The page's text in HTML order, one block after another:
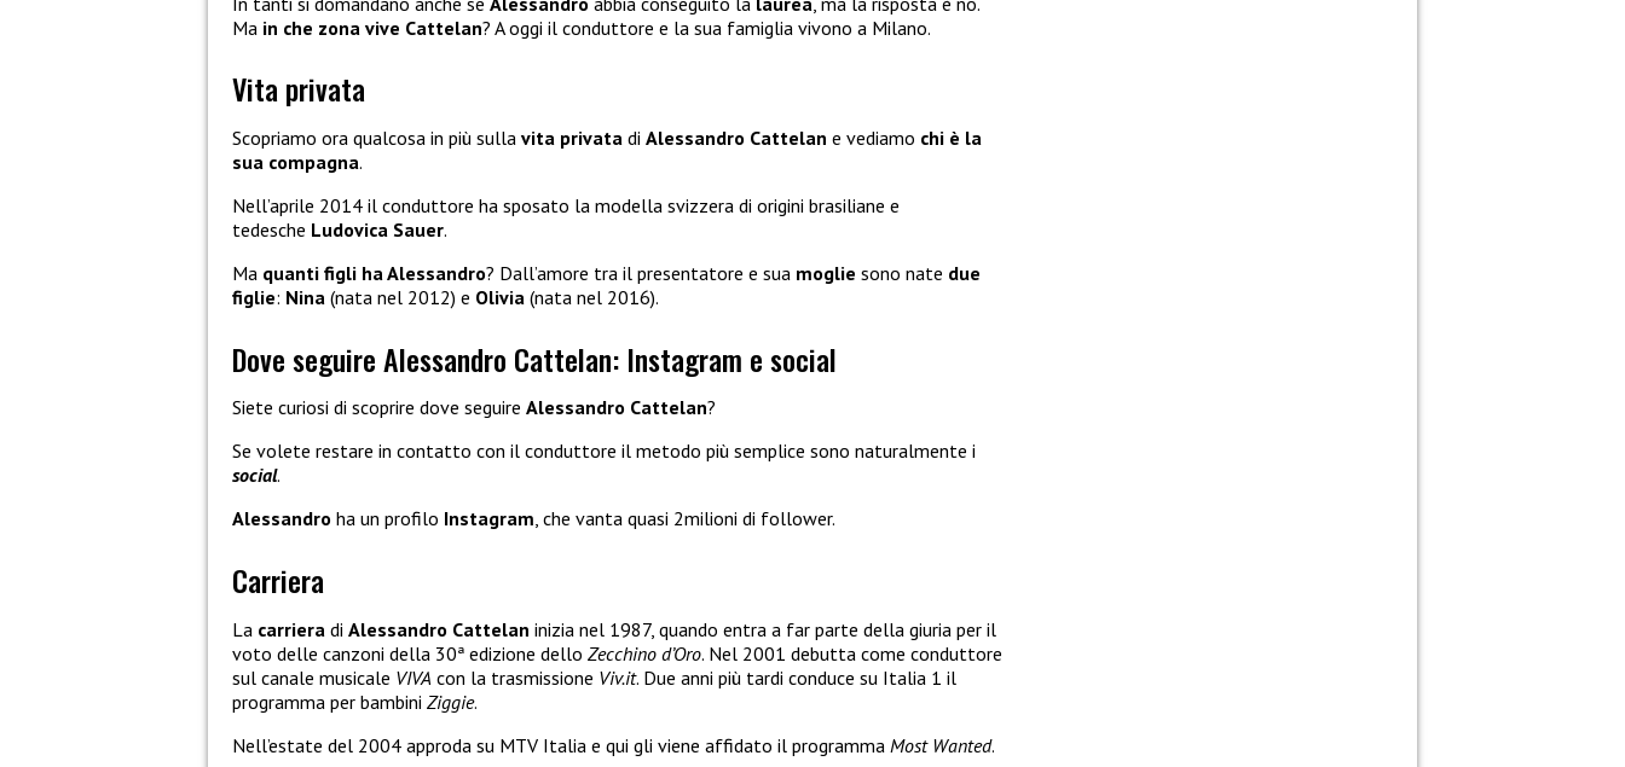
Ma in che zona vive Cattelan? A oggi il conduttore e la sua famiglia vivono a Milano.
Vita privata
Scopriamo ora qualcosa in più sulla vita privata di Alessandro Cattelan e vediamo chi è la
sua compagna.
Nell’aprile 2014 il conduttore ha sposato la modella svizzera di origini brasiliane e
tedesche Ludovica Sauer.
Ma quanti figli ha Alessandro? Dall’amore tra il presentatore e sua moglie sono nate due
figlie: Nina (nata nel 2012) e Olivia (nata nel 2016).
Dove seguire Alessandro Cattelan: Instagram e social
Siete curiosi di scoprire dove seguire Alessandro Cattelan?
Se volete restare in contatto con il conduttore il metodo più semplice sono naturalmente i
social.
Alessandro ha un profilo Instagram, che vanta quasi 2milioni di follower.
Carriera
La carriera di Alessandro Cattelan inizia nel 1987, quando entra a far parte della giuria per il
voto delle canzoni della 30ª edizione dello Zecchino d’Oro. Nel 2001 debutta come conduttore
sul canale musicale VIVA con la trasmissione Viv.it. Due anni più tardi conduce su Italia 1 il
programma per bambini Ziggie.
Nell’estate del 2004 approda su MTV Italia e qui gli viene affidato il programma Most Wanted.